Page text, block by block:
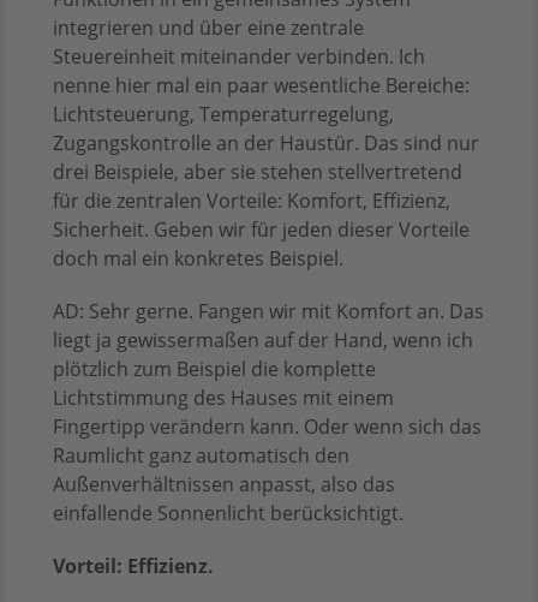
integrieren und über eine zentrale
Steuereinheit miteinander verbinden. Ich
nenne hier mal ein paar wesentliche Bereiche:
Lichtsteuerung, Temperaturregelung,
Zugangskontrolle an der Haustür. Das sind nur
drei Beispiele, aber sie stehen stellvertretend
für die zentralen Vorteile: Komfort, Effizienz,
Sicherheit. Geben wir für jeden dieser Vorteile
doch mal ein konkretes Beispiel.
AD: Sehr gerne. Fangen wir mit Komfort an. Das
liegt ja gewissermaßen auf der Hand, wenn ich
plötzlich zum Beispiel die komplette
Lichtstimmung des Hauses mit einem
Fingertipp verändern kann. Oder wenn sich das
Raumlicht ganz automatisch den
Außenverhältnissen anpasst, also das
einfallende Sonnenlicht berücksichtigt.
Vorteil: Effizienz.